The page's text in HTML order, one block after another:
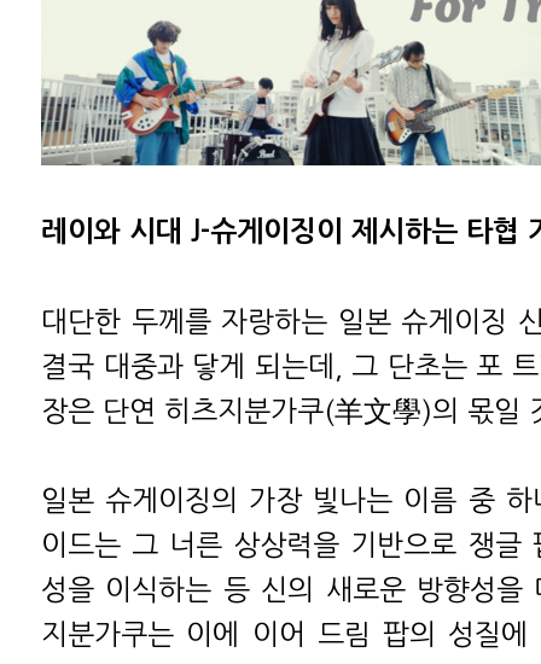
레이와 시대 J-슈게이징이 제시하는 타협
대단한 두께를 자랑하는 일본 슈게이징
결국 대중과 닿게 되는데, 그 단초는 포
장은 단연 히츠지분가쿠(羊文學)의 몫일
일본 슈게이징의 가장 빛나는 이름 중
이드는 그 너른 상상력을 기반으로 쟁글
성을 이식하는 등 신의 새로운 방향성을
지분가쿠는 이에 이어 드림 팝의 성질에